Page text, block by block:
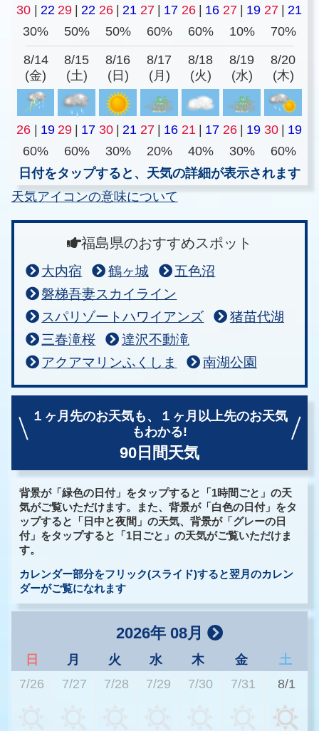
30 22 29 22 26 21 27 17 26 16 27 19 27
21
30%
50% 50% 60% 60% 10% 70%
8/14
(金)
8/15
(土)
8/16
(日)
8/17
(月)
8/18
(火)
8/19
(水)
8/20
(木)
26 19 29 17 30 21 27 16 21 17 26 19 30
19
60%
60% 30% 20% 40% 30%
60%
日付をタップすると、天気の詳細が表示されます
天気アイコンの意味について
福島県のおすすめスポット
大内宿 鶴ヶ城
五色沼
磐梯吾妻スカイライン
スパリゾートハワイアンズ
猪苗代湖
三春滝桜
達沢不動滝
アクアマリンふくしま
南湖公園
１ヶ月先のお天気も、
１ヶ月以上先のお天気
もわかる!
90日間天気
背景が「緑色の日付」をタップすると「1時間ごと」の天
気がご覧いただけます。また、背景が「白色の日付」をタ
ップすると「日中と夜間」の天気、背景が「グレーの日
付」をタップすると「1日ごと」の天気がご覧いただけま
す。
カレンダー部分をフリック(スライド)すると翌月のカレン
ダーがご覧になれます
2026年 08月
日 月 火 水 木 金
土
7/26
7/27 7/28 7/29 7/30 7/31 8/1